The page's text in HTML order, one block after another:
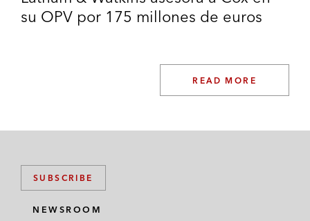
su OPV por 175 millones de euros
READ MORE
SUBSCRIBE
NEWSROOM